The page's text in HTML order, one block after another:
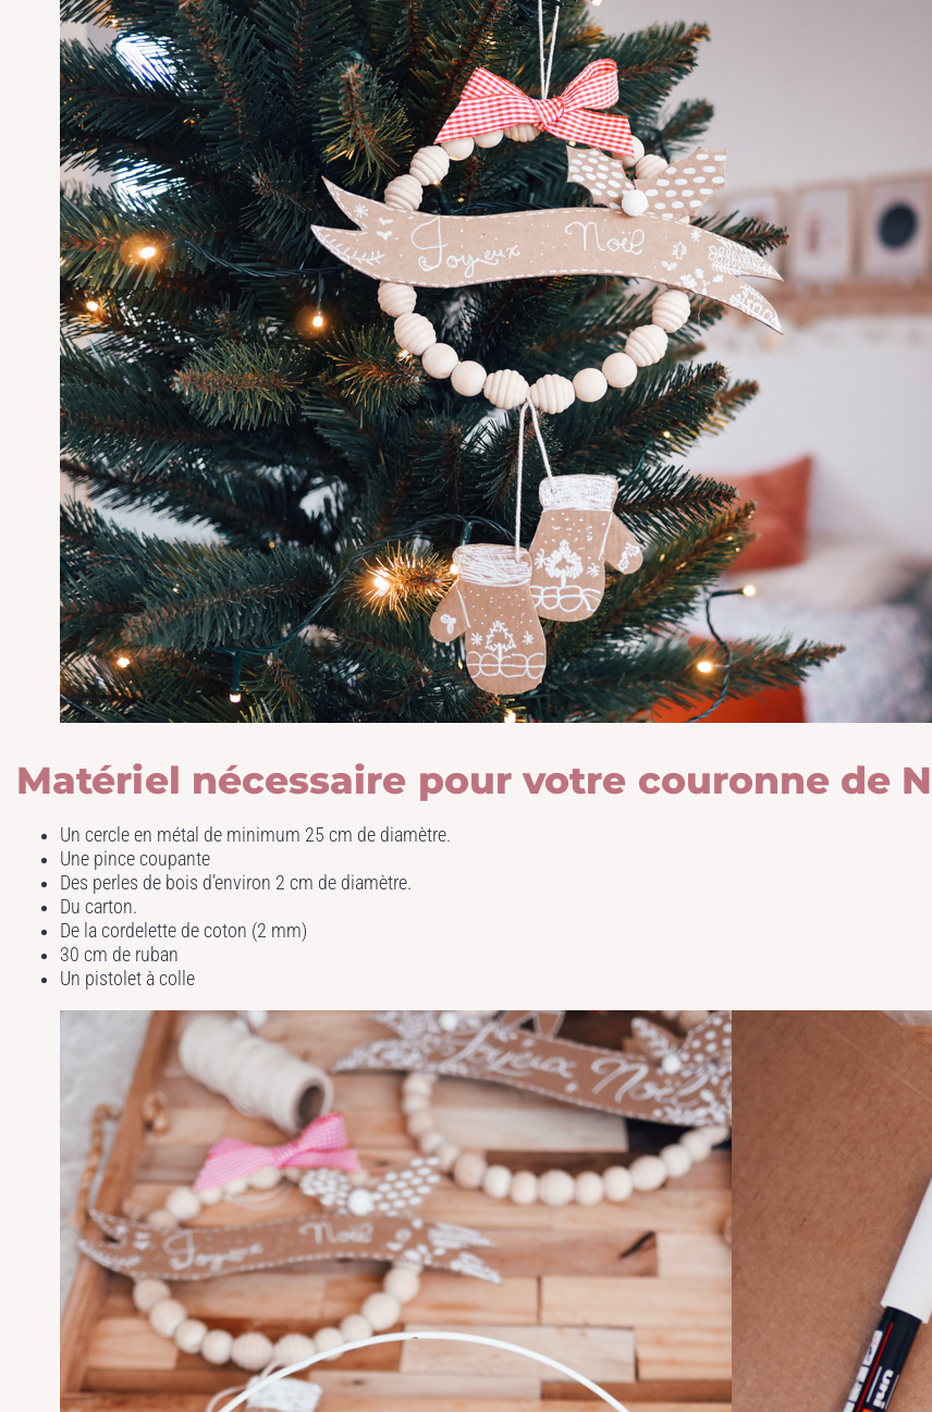
Matériel nécessaire pour votre couronne de
Un cercle en métal de minimum 25 cm de diamètre.
Une pince coupante
Des perles de bois d’environ 2 cm de diamètre.
Du carton.
De la cordelette de coton (2 mm)
30 cm de ruban
Un pistolet à colle